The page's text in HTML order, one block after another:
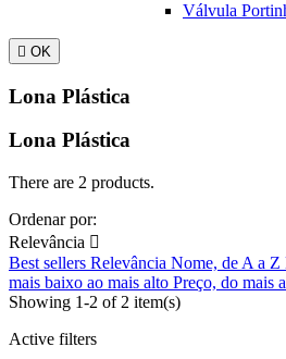
Válvula
 OK
Lona Plástica
Lona Plástica
There are 2 products.
Ordenar por:
Relevância 
Best sellers Relevância Nome, de A a Z
mais baixo ao mais alto Preço, do mais
Showing 1-2 of 2 item(s)
Active filters